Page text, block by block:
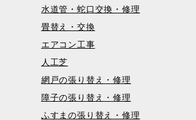
水道管・蛇口交換・修理
畳替え・交換
エアコン工事
人工芝
網戸の張り替え・修理
障子の張り替え・修理
ふすまの張り替え・修理